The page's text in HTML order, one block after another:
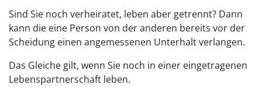
Sind Sie noch verheiratet, leben aber getrennt? Dann
kann die eine Person von der anderen bereits vor der
Scheidung einen angemessenen Unterhalt verlangen.
Das Gleiche gilt, wenn Sie noch in einer eingetragenen
Lebenspartnerschaft leben.